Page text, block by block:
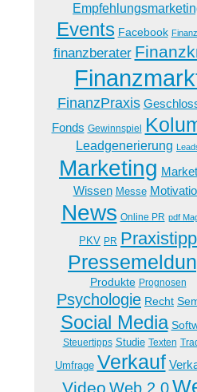
Events Facebook
finanzberater
FinanzPraxis
Fonds Gewinnspiel
Leadgenerierung
Marketing
Wissen Messe
News Online PR pdf
PKV PR Praxistipp
Produkte Prognosen
Psychologie Recht
Social Media
Steuertipps Studie Texten
Umfrage Verkauf
Video Web 2.0